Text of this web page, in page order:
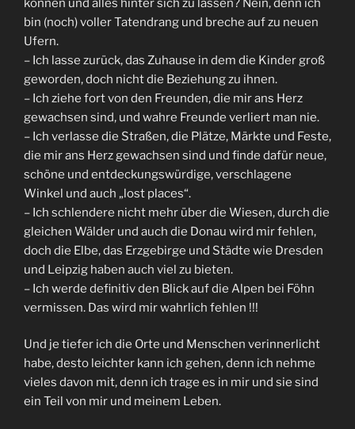
können und alles hinter sich zu lassen? Nein, denn ich
bin (noch) voller Tatendrang und breche auf zu neuen
Ufern.
– Ich lasse zurück, das Zuhause in dem die Kinder groß
geworden, doch nicht die Beziehung zu ihnen.
– Ich ziehe fort von den Freunden, die mir ans Herz
gewachsen sind, und wahre Freunde verliert man nie.
– Ich verlasse die Straßen, die Plätze, Märkte und Feste,
die mir ans Herz gewachsen sind und finde dafür neue,
schöne und entdeckungswürdige, verschlagene
Winkel und auch „lost places“.
– Ich schlendere nicht mehr über die Wiesen, durch die
gleichen Wälder und auch die Donau wird mir fehlen,
doch die Elbe, das Erzgebirge und Städte wie Dresden
und Leipzig haben auch viel zu bieten.
– Ich werde definitiv den Blick auf die Alpen bei Föhn
vermissen. Das wird mir wahrlich fehlen !!!
Und je tiefer ich die Orte und Menschen verinnerlicht
habe, desto leichter kann ich gehen, denn ich nehme
vieles davon mit, denn ich trage es in mir und sie sind
ein Teil von mir und meinem Leben.